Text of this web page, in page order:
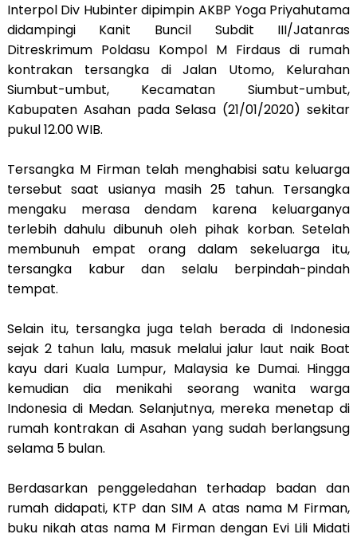
Interpol Div Hubinter dipimpin AKBP Yoga Priyahutama
didampingi Kanit Buncil Subdit III/Jatanras
Ditreskrimum Poldasu Kompol M Firdaus di rumah
kontrakan tersangka di Jalan Utomo, Kelurahan
Siumbut-umbut, Kecamatan Siumbut-umbut,
Kabupaten Asahan pada Selasa (21/01/2020) sekitar
pukul 12.00 WIB.
Tersangka M Firman telah menghabisi satu keluarga
tersebut saat usianya masih 25 tahun. Tersangka
mengaku merasa dendam karena keluarganya
terlebih dahulu dibunuh oleh pihak korban. Setelah
membunuh empat orang dalam sekeluarga itu,
tersangka kabur dan selalu berpindah-pindah
tempat.
Selain itu, tersangka juga telah berada di Indonesia
sejak 2 tahun lalu, masuk melalui jalur laut naik Boat
kayu dari Kuala Lumpur, Malaysia ke Dumai. Hingga
kemudian dia menikahi seorang wanita warga
Indonesia di Medan. Selanjutnya, mereka menetap di
rumah kontrakan di Asahan yang sudah berlangsung
selama 5 bulan.
Berdasarkan penggeledahan terhadap badan dan
rumah didapati, KTP dan SIM A atas nama M Firman,
buku nikah atas nama M Firman dengan Evi Lili Midati